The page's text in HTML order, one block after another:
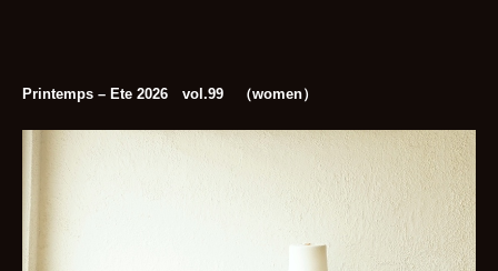
Printemps – Ete 2026 vol.99 （women）